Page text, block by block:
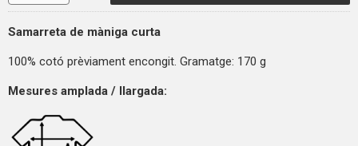
Samarreta de màniga curta
100% cotó prèviament encongit. Gramatge: 170 g
Mesures amplada / llargada: